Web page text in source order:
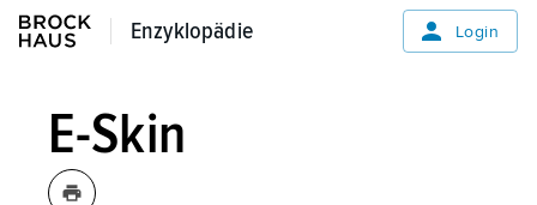
Enzyklopädie
Enzyklopädie Login
E-Skin